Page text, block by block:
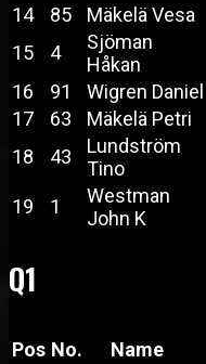
14
85 Mäkelä Vesa
15
4
Sjöman
Håkan
16
91 Wigren Daniel
17
63 Mäkelä Petri
18
43
Lundström
Tino
19 1
Westman
John K
Q1
Pos No. Name